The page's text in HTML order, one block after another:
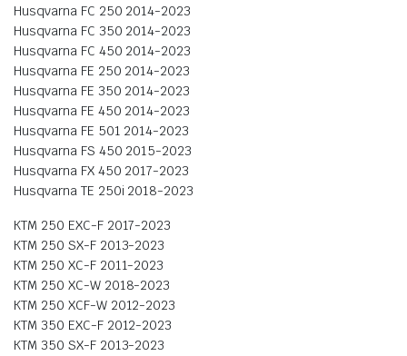
Husqvarna FC 250 2014-2023
Husqvarna FC 350 2014-2023
Husqvarna FC 450 2014-2023
Husqvarna FE 250 2014-2023
Husqvarna FE 350 2014-2023
Husqvarna FE 450 2014-2023
Husqvarna FE 501 2014-2023
Husqvarna FS 450 2015-2023
Husqvarna FX 450 2017-2023
Husqvarna TE 250i 2018-2023
KTM 250 EXC-F 2017-2023
KTM 250 SX-F 2013-2023
KTM 250 XC-F 2011-2023
KTM 250 XC-W 2018-2023
KTM 250 XCF-W 2012-2023
KTM 350 EXC-F 2012-2023
KTM 350 SX-F 2013-2023